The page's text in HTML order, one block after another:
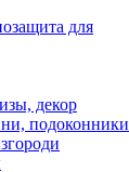
для
декор
подоконники